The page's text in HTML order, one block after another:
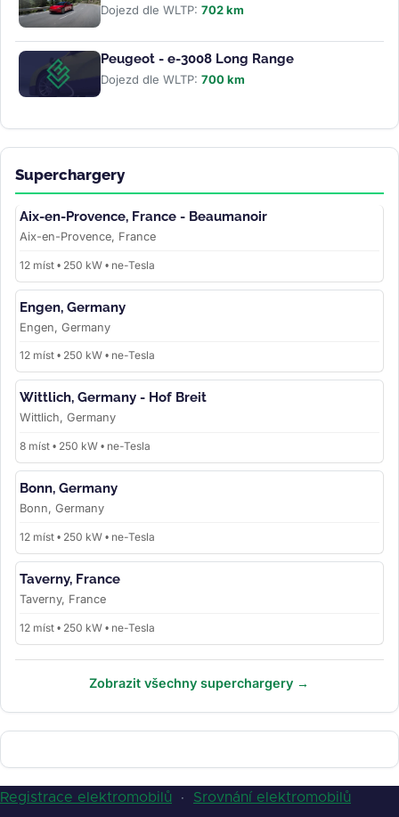
Dojezd dle WLTP: 702 km
Peugeot - e-3008 Long Range
Dojezd dle WLTP: 700 km
Superchargery
Aix-en-Provence, France - Beaumanoir
Aix-en-Provence, France
12 míst • 250 kW • ne-Tesla
Engen, Germany
Engen, Germany
12 míst • 250 kW • ne-Tesla
Wittlich, Germany - Hof Breit
Wittlich, Germany
8 míst • 250 kW • ne-Tesla
Bonn, Germany
Bonn, Germany
12 míst • 250 kW • ne-Tesla
Taverny, France
Taverny, France
12 míst • 250 kW • ne-Tesla
Zobrazit všechny superchargery →
Registrace elektromobilů · Srovnání elektromobilů